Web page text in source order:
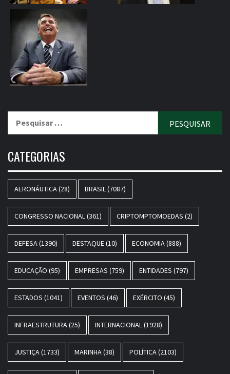
CATEGORIAS
AERONÁUTICA(28) BRASIL(7087)
CONGRESSO NACIONAL(361) CRIPTOMPTOMOEDAS (2)
DEFESA(1390) DESTAQUE(10) ECONOMIA(888)
EDUCAÇÃO (95) EMPRESAS (759) ENTIDADES (797)
ESTADOS (1041) EVENTOS (46) EXÉRCITO (45)
INFRAESTRUTURA(25) INTERNACIONAL(1928)
JUSTIÇA(1733) MARINHA(38) POLÍTICA(2103)